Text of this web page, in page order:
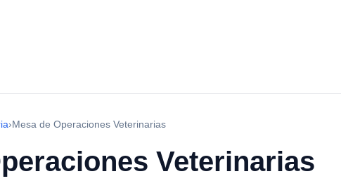
›Mesa de Operaciones Veterinarias
Veterinarias